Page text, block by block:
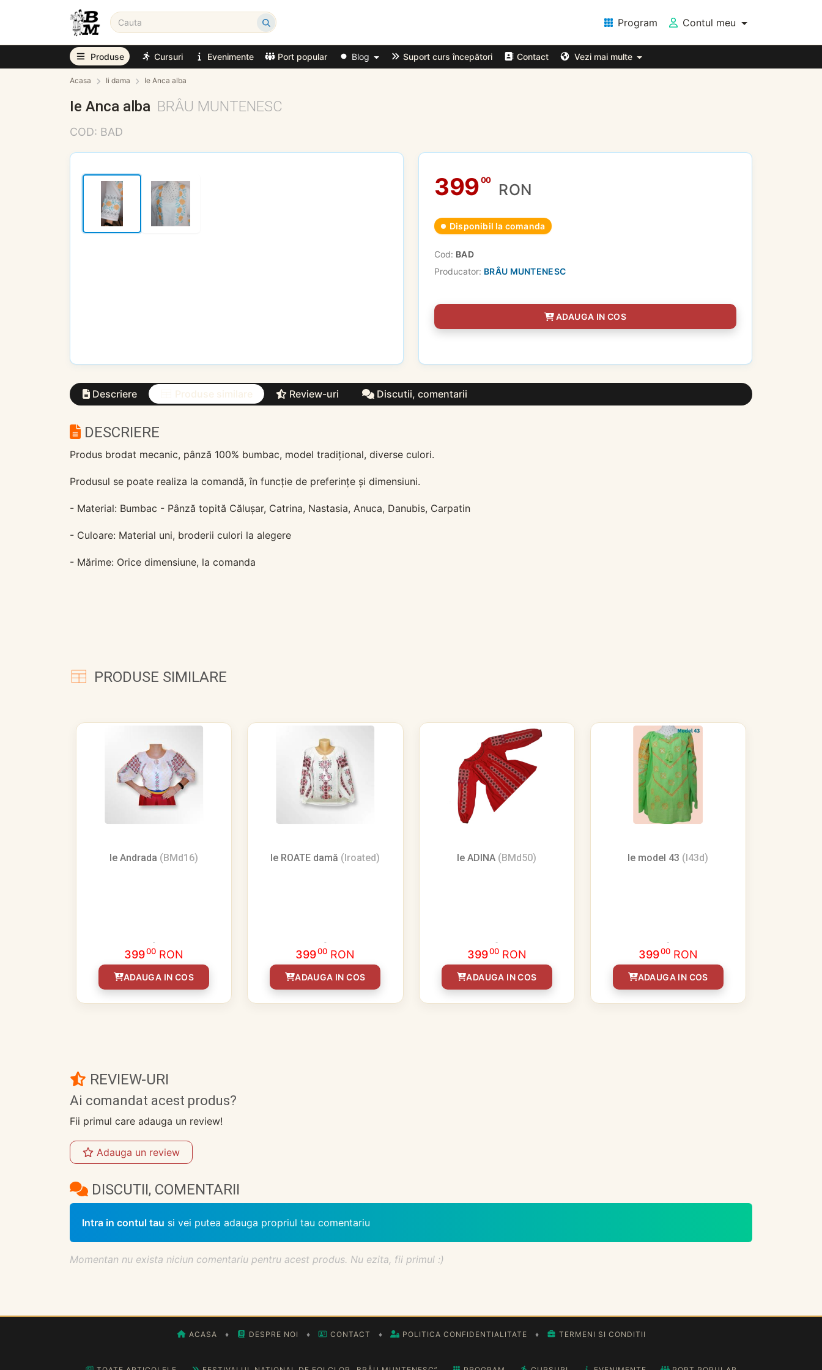
Program Contul meu
Produse Cursuri Evenimente Port popular Blog Suport curs începători Contact Vezi mai multe
Acasa Ii dama Ie Anca alba
Ie Anca alba BRÂU MUNTENESC
COD: BAD
39900
RON
Disponibil la comanda
Cod: BAD
Producator: BRÂU MUNTENESC
ADAUGA IN COS
Descriere Produse similare Review-uri Discutii, comentarii
DESCRIERE
Produs brodat mecanic, pânză 100% bumbac, model tradițional, diverse culori.
Produsul se poate realiza la comandă, în funcție de preferințe și dimensiuni.
- Material: Bumbac - Pânză topită Călușar, Catrina, Nastasia, Anuca, Danubis, Carpatin
- Culoare: Material uni, broderii culori la alegere
- Mărime: Orice dimensiune, la comanda
PRODUSE SIMILARE
Ie Andrada (BMd16)
39900 RON
ADAUGA IN COS
Ie ROATE damă (Iroated)
39900 RON
ADAUGA IN COS
Ie ADINA (BMd50)
39900 RON
ADAUGA IN COS
Ie model 43 (I43d)
39900 RON
ADAUGA IN COS
REVIEW-URI
Ai comandat acest produs?
Fii primul care adauga un review!
Adauga un review
DISCUTII, COMENTARII
Intra in contul tau si vei putea adauga propriul tau comentariu
Momentan nu exista niciun comentariu pentru acest produs. Nu ezita, fii primul :)
ACASA ♦ DESPRE NOI ♦ CONTACT ♦ POLITICA CONFIDENTIALITATE ♦ TERMENI SI CONDITII